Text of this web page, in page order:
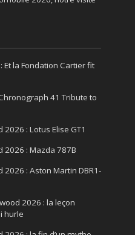
Et la Fondation Cartier fit
41 Tribute to
: Lotus Elise GT1
2026 : Mazda 787B
2026 : Aston Martin DBR1-
2026 : la leçon
hurle